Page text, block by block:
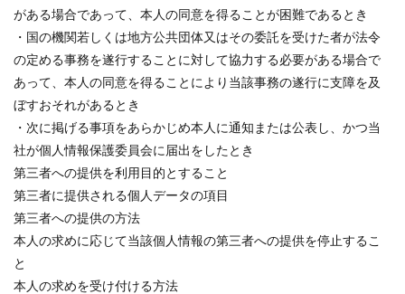
がある場合であって、本人の同意を得ることが困難であるとき
・国の機関若しくは地方公共団体又はその委託を受けた者が法令
の定める事務を遂行することに対して協力する必要がある場合で
あって、本人の同意を得ることにより当該事務の遂行に支障を及
ぼすおそれがあるとき
・次に掲げる事項をあらかじめ本人に通知または公表し、かつ当
社が個人情報保護委員会に届出をしたとき
第三者への提供を利用目的とすること
第三者に提供される個人データの項目
第三者への提供の方法
本人の求めに応じて当該個人情報の第三者への提供を停止するこ
と
本人の求めを受け付ける方法